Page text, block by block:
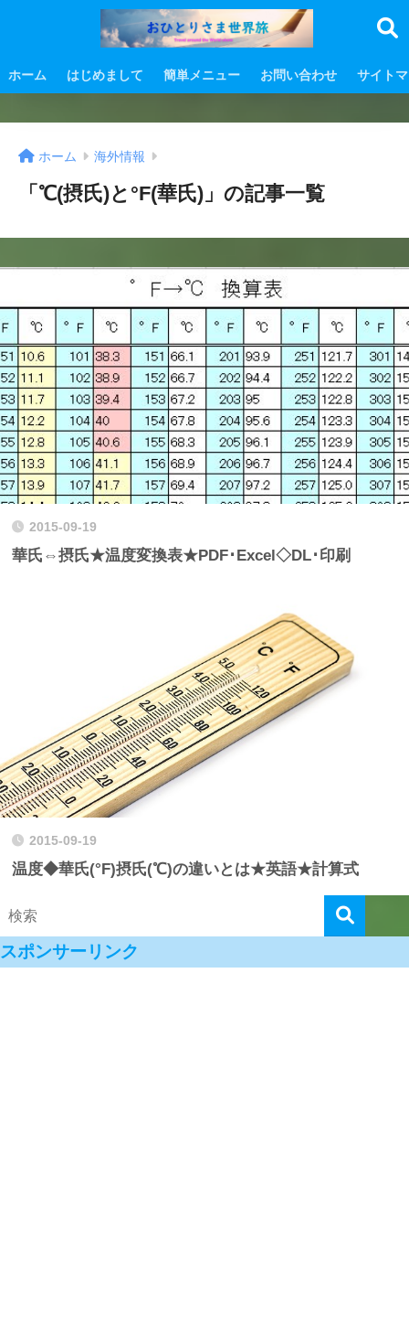
ホーム はじめまして 簡単メニュー お問い合わせ サイト
ホーム 海外情報
「℃(摂氏)と°F(華氏)」の記事一覧
2015-09-19
華氏⇔摂氏★温度変換表★PDF･Excel◇DL･印刷
2015-09-19
温度◆華氏(°F)摂氏(℃)の違いとは★英語★計算式
スポンサーリンク